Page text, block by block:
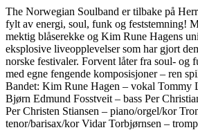
The Norwegian Soulband er tilbake på
fylt av energi, soul, funk og feststemning!
mektig blåserekke og Kim Rune Hagens
eksplosive liveopplevelser som har gjort
norske festivaler. Forvent låter fra soul- og
med egne fengende komposisjoner – ren
Bandet: Kim Rune Hagen – vokal Tommy
Bjørn Edmund Fosstveit – bass Per
Per Christen Stiansen – piano/orgel/kor
tenor/barisax/kor Vidar Torbjørnsen –